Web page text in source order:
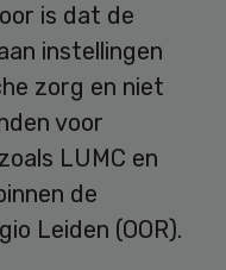
is dat de
instellingen
zorg en niet
voor
LUMC en
de
Leiden (OOR).